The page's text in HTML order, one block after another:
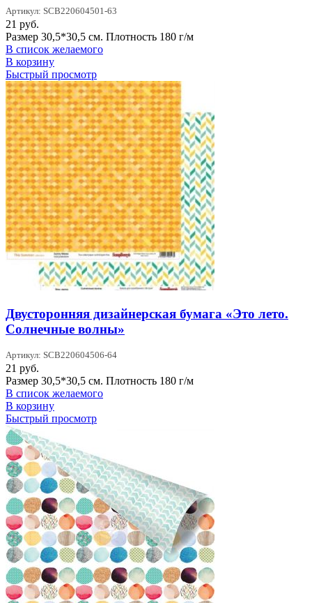
Артикул: SCB220604501-63
21 руб.
Размер 30,5*30,5 см. Плотность 180 г/м
В список желаемого
В корзину
Быстрый просмотр
Двусторонняя дизайнерская бумага «Это лето.
Солнечные волны»
Артикул: SCB220604506-64
21 руб.
Размер 30,5*30,5 см. Плотность 180 г/м
В список желаемого
В корзину
Быстрый просмотр